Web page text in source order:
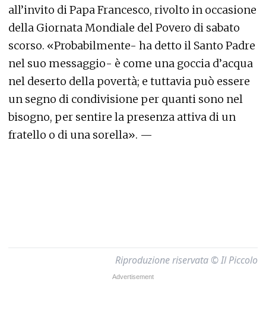
all’invito di Papa Francesco, rivolto in occasione
della Giornata Mondiale del Povero di sabato
scorso. «Probabilmente- ha detto il Santo Padre
nel suo messaggio- è come una goccia d’acqua
nel deserto della povertà; e tuttavia può essere
un segno di condivisione per quanti sono nel
bisogno, per sentire la presenza attiva di un
fratello o di una sorella». —
Riproduzione riservata © Il Piccolo